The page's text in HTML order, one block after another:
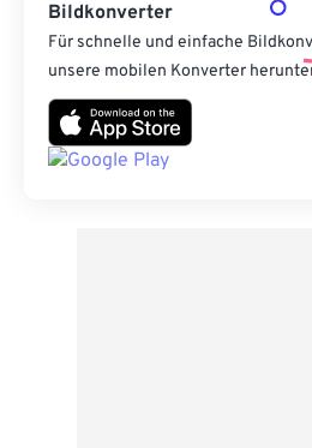
Bildkonverter
Für schnelle und einfache
unsere mobilen Konverter